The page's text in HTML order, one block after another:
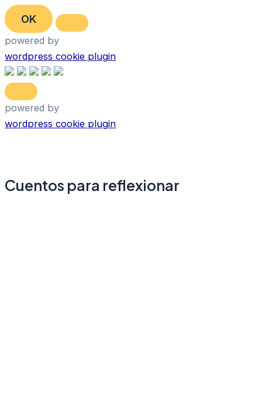
OK
powered by
wordpress cookie plugin
powered by
wordpress cookie plugin
Ir
al
contenido
Cuentos para reflexionar